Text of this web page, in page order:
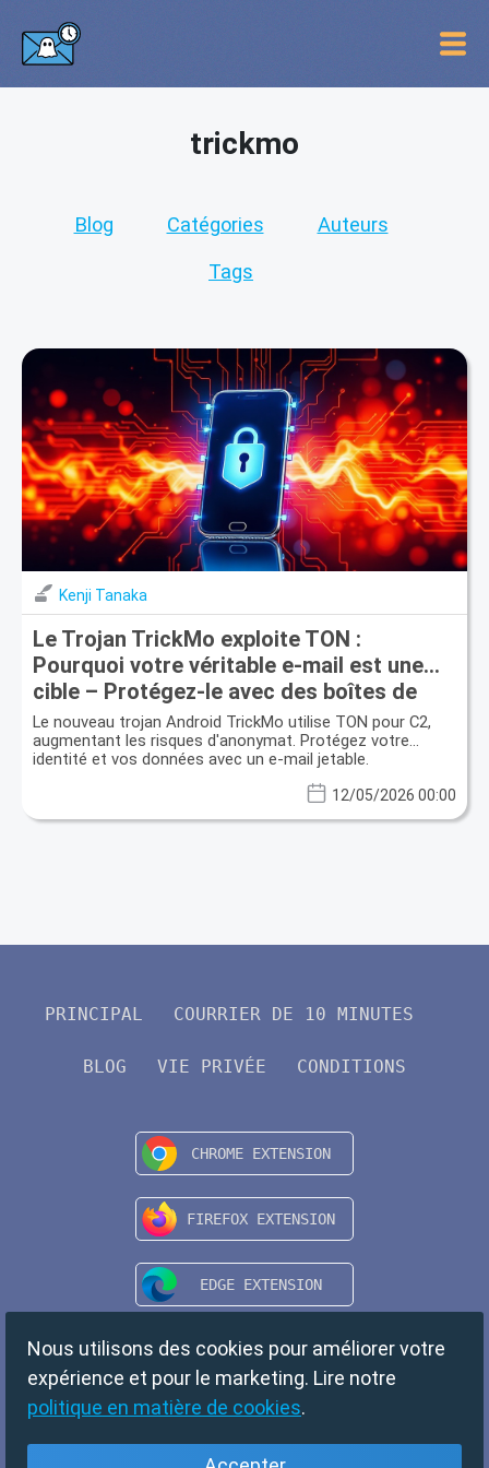
trickmo
Blog Catégories Auteurs
Tags
Kenji Tanaka
Le Trojan TrickMo exploite TON :
Pourquoi votre véritable e-mail est une
cible – Protégez-le avec des boîtes de
réception jetables
Le nouveau trojan Android TrickMo utilise TON pour C2,
augmentant les risques d'anonymat. Protégez votre
identité et vos données avec un e-mail jetable.
12/05/2026 00:00
PRINCIPAL COURRIER DE 10 MINUTES
BLOG VIE PRIVÉE CONDITIONS
Nous utilisons des cookies pour améliorer votre
expérience et pour le marketing. Lire notre
politique en matière de cookies.